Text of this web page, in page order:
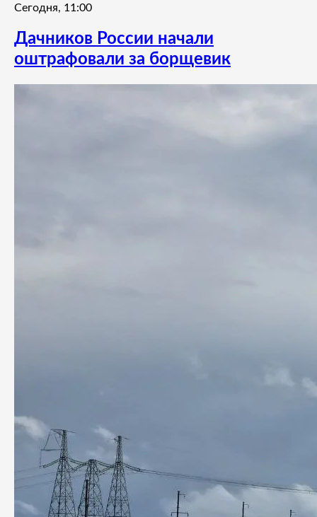
Сегодня, 11:00
Дачников России начали
оштрафовали за борщевик